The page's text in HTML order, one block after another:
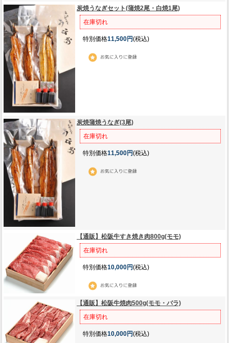
炭焼うなぎセット(蒲焼2尾・白焼1尾)
在庫切れ
特別価格11,500円(税込)
炭焼蒲焼うなぎ(3尾)
在庫切れ
特別価格11,500円(税込)
【通販】松阪牛すき焼き肉800g(モモ)
在庫切れ
特別価格10,000円(税込)
【通販】松阪牛焼肉500g(モモ・バラ)
在庫切れ
特別価格10,000円(税込)